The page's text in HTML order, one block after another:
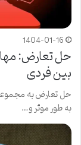
1404-01-16
حل تعارض:
بین فردی
حل تعارض به
به طور موثر و…